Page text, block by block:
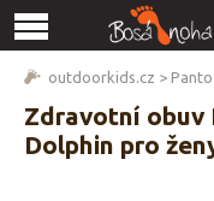
outdoorkids.cz >
Zdravotní obuv
Dolphin pro